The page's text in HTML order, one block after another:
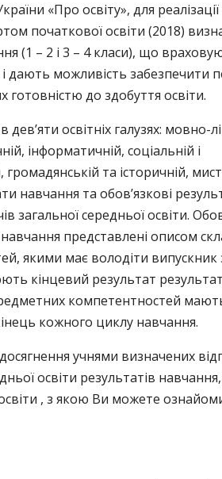
«Про освіту», для
початкової освіти (2018)
(1 – 2 і 3 – 4 класи), що
дають можливість забезпечити
готовністю до здобуття освіти.
освітніх галузях: мовно-
інформатичній, соціальній і
громадянській та історичній,
навчання та обов’язкові
загальної середньої освіти.
представлені описом
якими має володіти випускник
кінцевий результат
компетентностей
кожного циклу навчання.
учнями визначених
освіти результатів навчання,
, з якою Ви можете